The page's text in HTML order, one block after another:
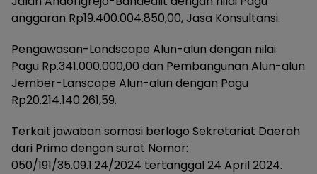
anggaran Rp19.400.004.850,00, Jasa Konsultansi.
Pengawasan-Landscape Alun-alun dengan nilai
Pagu Rp.341.000.000,00 dan Pembangunan Alun-alun
Jember-Lanscape Alun-alun dengan Pagu
Rp20.214.140.261,59.
Terkait jawaban somasi berlogo Sekretariat Daerah
dari Prima dengan surat Nomor:
050/191/35.09.1.24/2024 tertanggal 24 April 2024.